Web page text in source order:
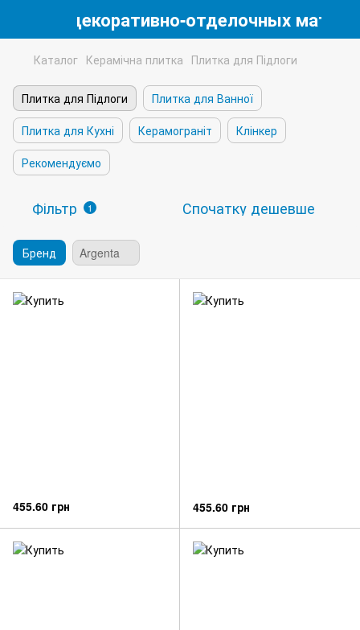
декоративно-отделочных
Каталог Керамічна плитка Плитка для Підлоги
Плитка для Підлоги
Плитка для Ванної
Плитка для Кухні
Керамограніт
Клінкер
Рекомендуємо
Фільтр 1 Спочатку дешевше
Бренд Argenta
455.60 грн 455.60 грн